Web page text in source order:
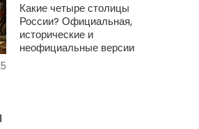
Какие четыре столицы
России? Официальная,
исторические и
неофициальные версии